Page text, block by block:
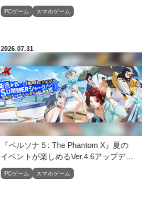
PCゲーム スマホゲーム
ト」開催！
2026.07.31
PCゲーム スマホゲーム
『ペルソナ５: The Phantom X』夏の
イベントが楽しめるVer.4.6アップデー
トを実施